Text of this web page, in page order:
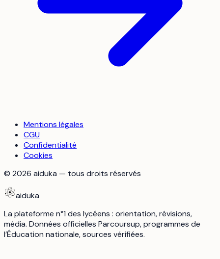
Mentions légales
CGU
Confidentialité
Cookies
© 2026 aiduka — tous droits réservés
aiduka
La plateforme n°1 des lycéens : orientation, révisions,
média. Données officielles Parcoursup, programmes de
l’Éducation nationale, sources vérifiées.